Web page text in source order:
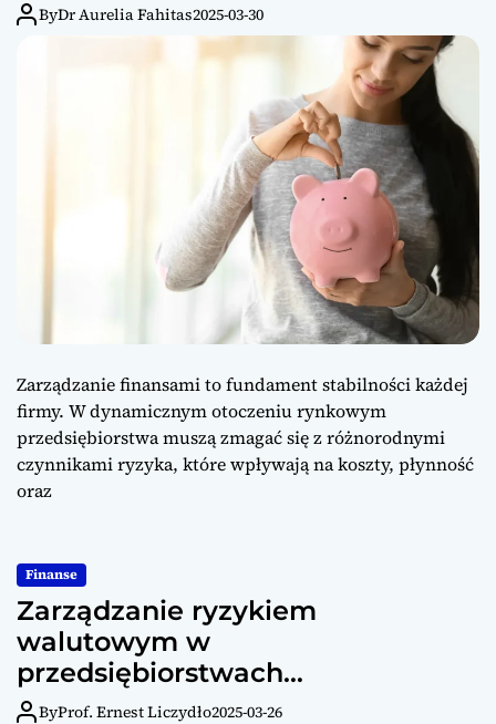
ByDr Aurelia Fahitas2025-03-30
Zarządzanie finansami to fundament stabilności każdej
firmy. W dynamicznym otoczeniu rynkowym
przedsiębiorstwa muszą zmagać się z różnorodnymi
czynnikami ryzyka, które wpływają na koszty, płynność
oraz
Finanse
Zarządzanie ryzykiem
walutowym w
przedsiębiorstwach
międzynarodowych
ByProf. Ernest Liczydło2025-03-26